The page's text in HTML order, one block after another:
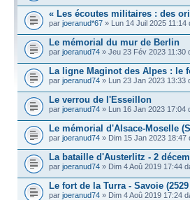
« Les écoutes militaires : des
par joeranud*67 » Lun 14 Juil 2025 11:14
Le mémorial du mur de Berlin
par joeranud74 » Jeu 23 Fév 2023 11:30
La ligne Maginot des Alpes : le
par joeranud74 » Lun 23 Jan 2023 13:33
Le verrou de l'Esseillon
par joeranud74 » Lun 16 Jan 2023 17:04
Le mémorial d'Alsace-Moselle
par joeranud74 » Dim 15 Jan 2023 18:47
La bataille d'Austerlitz - 2
par joeranud74 » Dim 4 Aoû 2019 17:44
Le fort de la Turra - Savoie
par joeranud74 » Dim 4 Aoû 2019 17:24